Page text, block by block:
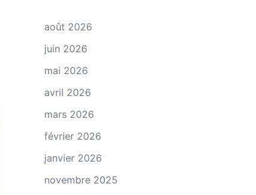
août 2026
juin 2026
mai 2026
avril 2026
mars 2026
février 2026
janvier 2026
novembre 2025